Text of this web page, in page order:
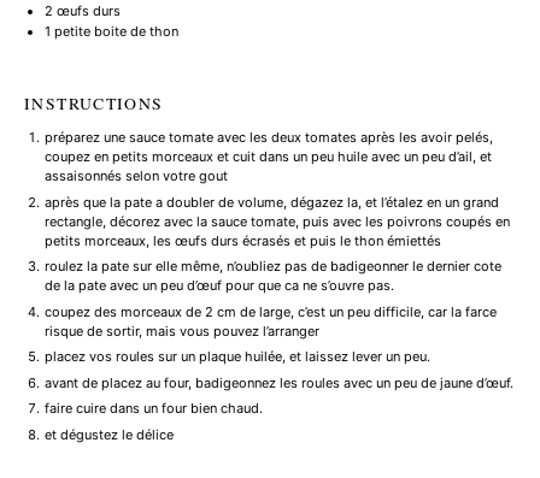
2 œufs durs
1 petite boite de thon
INSTRUCTIONS
préparez une sauce tomate avec les deux tomates après les avoir pelés,
coupez en petits morceaux et cuit dans un peu huile avec un peu d’ail, et
assaisonnés selon votre gout
après que la pate a doubler de volume, dégazez la, et l’étalez en un grand
rectangle, décorez avec la sauce tomate, puis avec les poivrons coupés en
petits morceaux, les œufs durs écrasés et puis le thon émiettés
roulez la pate sur elle même, n’oubliez pas de badigeonner le dernier cote
de la pate avec un peu d’œuf pour que ca ne s’ouvre pas.
coupez des morceaux de 2 cm de large, c’est un peu difficile, car la farce
risque de sortir, mais vous pouvez l’arranger
placez vos roules sur un plaque huilée, et laissez lever un peu.
avant de placez au four, badigeonnez les roules avec un peu de jaune d’œuf.
faire cuire dans un four bien chaud.
et dégustez le délice